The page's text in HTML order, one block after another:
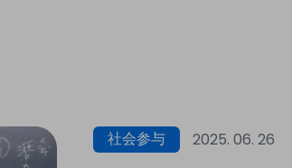
社会参与 2025. 06. 26